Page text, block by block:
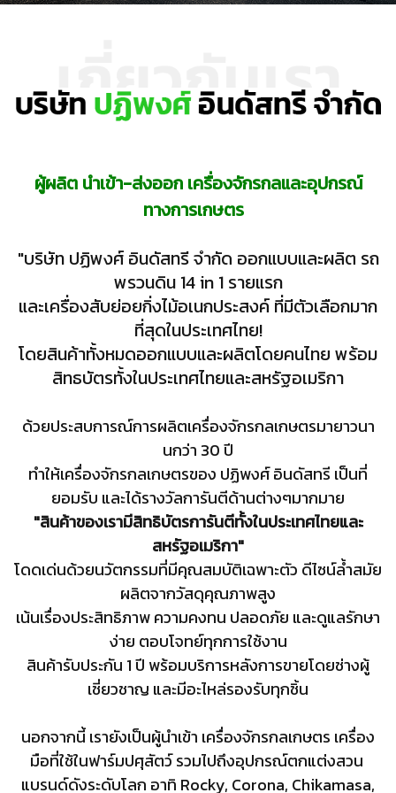
ผู้ผลิต นำเข้า-ส่งออก เครื่องจักรกลและอุปกรณ์
ทางการเกษตร
"บริษัท ปฏิพงศ์ อินดัสทรี จำกัด ออกแบบและผลิต รถ
พรวนดิน 14 in 1 รายแรก
และเครื่องสับย่อยกิ่งไม้อเนกประสงค์ ที่มีตัวเลือกมาก
ที่สุดในประเทศไทย!
โดยสินค้าทั้งหมดออกแบบและผลิตโดยคนไทย พร้อม
สิทธบัตรทั้งในประเทศไทยและสหรัฐอเมริกา
ด้วยประสบการณ์การผลิตเครื่องจักรกลเกษตรมายาวนา
นกว่า 30 ปี
ทำให้เครื่องจักรกลเกษตรของ ปฏิพงศ์ อินดัสทรี เป็นที่
ยอมรับ และได้รางวัลการันตีด้านต่างๆมากมาย
"สินค้าของเรามีสิทธิบัตรการันตีทั้งในประเทศไทยและ
สหรัฐอเมริกา"
โดดเด่นด้วยนวัตกรรมที่มีคุณสมบัติเฉพาะตัว ดีไซน์ล้ำสมัย
ผลิตจากวัสดุคุณภาพสูง
เน้นเรื่องประสิทธิภาพ ความคงทน ปลอดภัย และดูแลรักษา
ง่าย ตอบโจทย์ทุกการใช้งาน
สินค้ารับประกัน 1 ปี พร้อมบริการหลังการขายโดยช่างผู้
เชี่ยวชาญ และมีอะไหล่รองรับทุกชิ้น
นอกจากนี้ เรายังเป็นผู้นำเข้า เครื่องจักรกลเกษตร เครื่อง
มือที่ใช้ในฟาร์มปศุสัตว์ รวมไปถึงอุปกรณ์ตกแต่งสวน
แบรนด์ดังระดับโลก อาทิ Rocky, Corona, Chikamasa,